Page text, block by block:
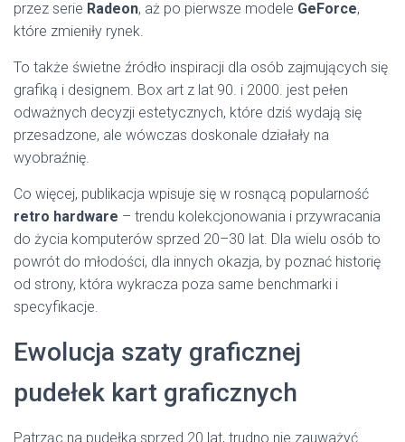
przez serie Radeon, aż po pierwsze modele GeForce,
które zmieniły rynek.
To także świetne źródło inspiracji dla osób zajmujących się
grafiką i designem. Box art z lat 90. i 2000. jest pełen
odważnych decyzji estetycznych, które dziś wydają się
przesadzone, ale wówczas doskonale działały na
wyobraźnię.
Co więcej, publikacja wpisuje się w rosnącą popularność
retro hardware – trendu kolekcjonowania i przywracania
do życia komputerów sprzed 20–30 lat. Dla wielu osób to
powrót do młodości, dla innych okazja, by poznać historię
od strony, która wykracza poza same benchmarki i
specyfikacje.
Ewolucja szaty graficznej
pudełek kart graficznych
Patrząc na pudełka sprzed 20 lat, trudno nie zauważyć